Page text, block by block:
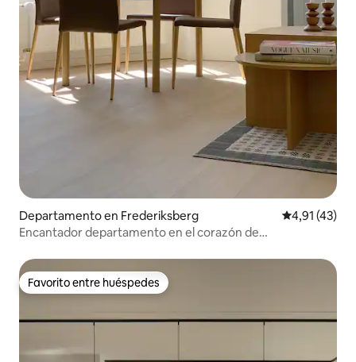
Departamento en Frederiksberg Calificación
4,91 (43)
Encantador departamento en el corazón de
Favorito entre huéspedes
Favorito entre huéspedes